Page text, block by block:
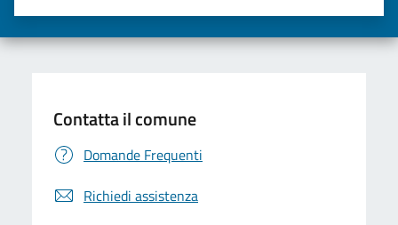
Valuta 5 stelle su 5
Valuta 4 stelle su 5
Valuta 3 stelle su 5
Valuta 2 stelle su 5
Valuta una stella su 5
Contatta il comune
Domande Frequenti
Richiedi assistenza